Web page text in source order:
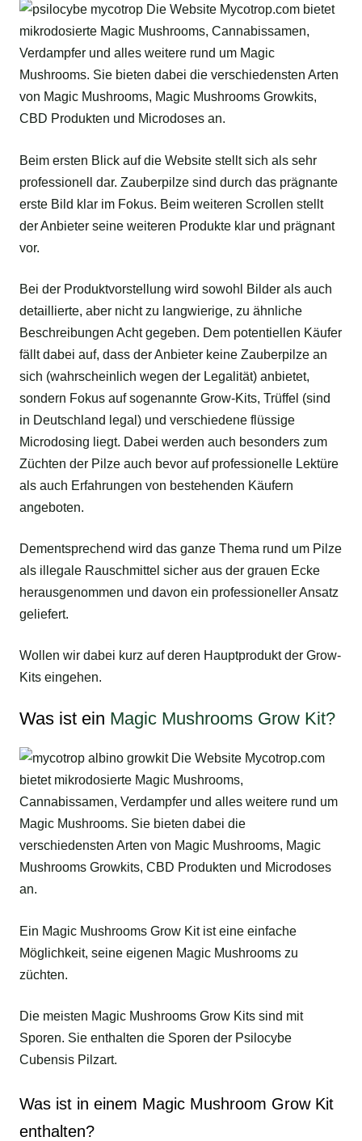
Beim ersten Blick auf die Website stellt sich als sehr
professionell dar. Zauberpilze sind durch das prägnante
erste Bild klar im Fokus. Beim weiteren Scrollen stellt
der Anbieter seine weiteren Produkte klar und prägnant
vor.
Bei der Produktvorstellung wird sowohl Bilder als auch
detaillierte, aber nicht zu langwierige, zu ähnliche
Beschreibungen Acht gegeben. Dem potentiellen Käufer
fällt dabei auf, dass der Anbieter keine Zauberpilze an
sich (wahrscheinlich wegen der Legalität) anbietet,
sondern Fokus auf sogenannte Grow-Kits, Trüffel (sind
in Deutschland legal) und verschiedene flüssige
Microdosing liegt. Dabei werden auch besonders zum
Züchten der Pilze auch bevor auf professionelle Lektüre
als auch Erfahrungen von bestehenden Käufern
angeboten.
Dementsprechend wird das ganze Thema rund um Pilze
als illegale Rauschmittel sicher aus der grauen Ecke
herausgenommen und davon ein professioneller Ansatz
geliefert.
Wollen wir dabei kurz auf deren Hauptprodukt der Grow-
Kits eingehen.
Was ist ein Magic Mushrooms Grow Kit?
Ein Magic Mushrooms Grow Kit ist eine einfache
Möglichkeit, seine eigenen Magic Mushrooms zu
züchten.
Die meisten Magic Mushrooms Grow Kits sind mit
Sporen. Sie enthalten die Sporen der Psilocybe
Cubensis Pilzart.
Was ist in einem Magic Mushroom Grow Kit
enthalten?